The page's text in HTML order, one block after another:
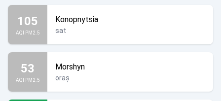
105
AQI PM2.5
Konopnytsia
sat
53
AQI PM2.5
Morshyn
oraș